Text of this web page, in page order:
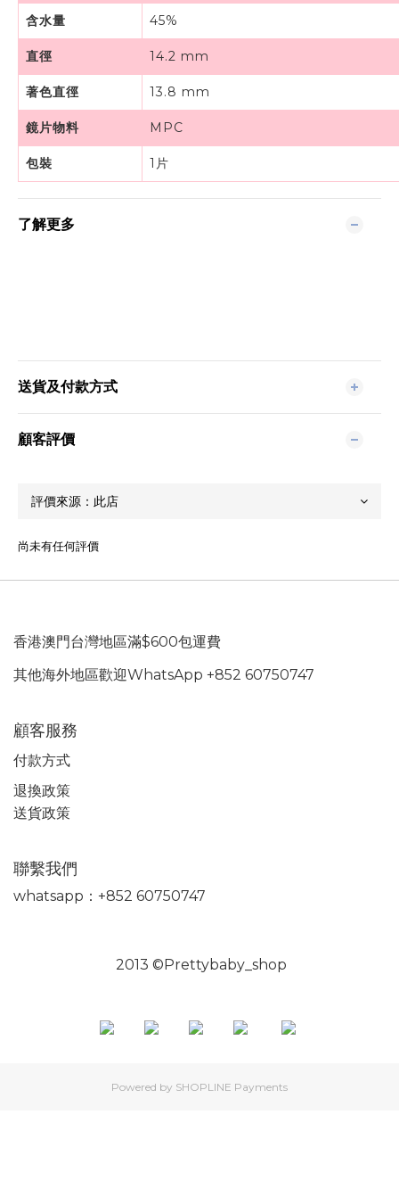
含水量 45%
直徑 14.2 mm
著色直徑 13.8 mm
鏡片物料 MPC
包裝 1片
了解更多
送貨及付款方式
顧客評價
尚未有任何評價
香港澳門台灣地區滿$600包運費
其他海外地區歡迎WhatsApp +852 60750747
顧客服務
付款方式
退換政策
送貨政策
聯繫我們
whatsapp：+852 60750747
2013 ©Prettybaby_shop
Powered by SHOPLINE Payments